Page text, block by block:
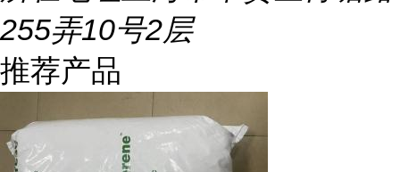
255弄10号2层
推荐产品